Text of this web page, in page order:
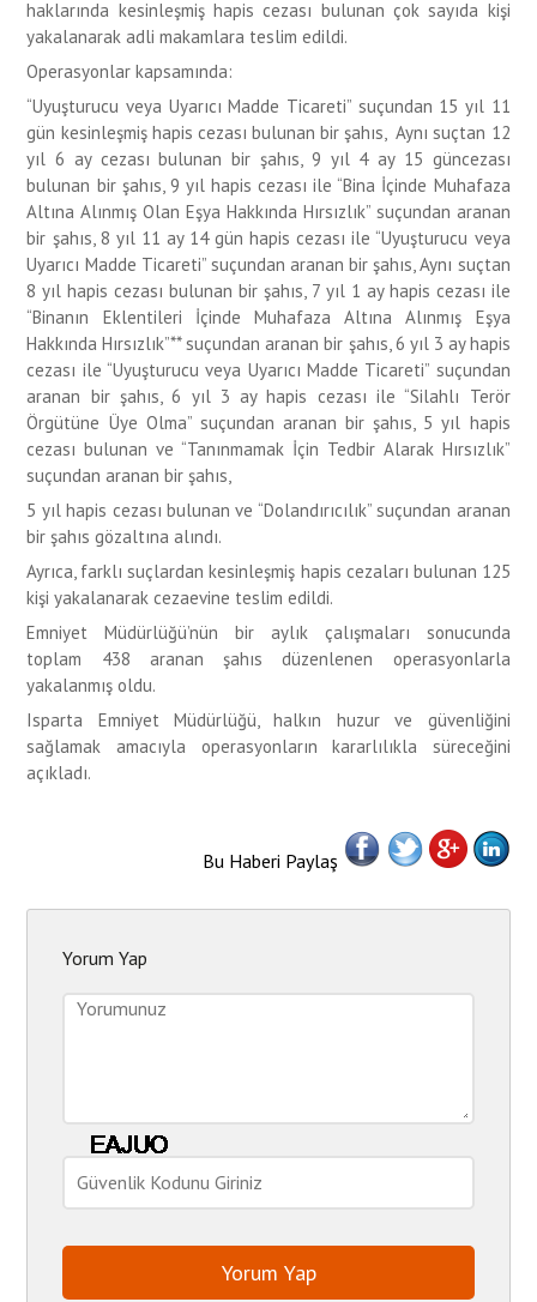
haklarında kesinleşmiş hapis cezası bulunan çok sayıda kişi
yakalanarak adli makamlara teslim edildi.
Operasyonlar kapsamında:
“Uyuşturucu veya Uyarıcı Madde Ticareti” suçundan 15 yıl 11
gün kesinleşmiş hapis cezası bulunan bir şahıs, Aynı suçtan 12
yıl 6 ay cezası bulunan bir şahıs, 9 yıl 4 ay 15 güncezası
bulunan bir şahıs, 9 yıl hapis cezası ile “Bina İçinde Muhafaza
Altına Alınmış Olan Eşya Hakkında Hırsızlık” suçundan aranan
bir şahıs, 8 yıl 11 ay 14 gün hapis cezası ile “Uyuşturucu veya
Uyarıcı Madde Ticareti” suçundan aranan bir şahıs, Aynı suçtan
8 yıl hapis cezası bulunan bir şahıs, 7 yıl 1 ay hapis cezası ile
“Binanın Eklentileri İçinde Muhafaza Altına Alınmış Eşya
Hakkında Hırsızlık”** suçundan aranan bir şahıs, 6 yıl 3 ay hapis
cezası ile “Uyuşturucu veya Uyarıcı Madde Ticareti” suçundan
aranan bir şahıs, 6 yıl 3 ay hapis cezası ile “Silahlı Terör
Örgütüne Üye Olma” suçundan aranan bir şahıs, 5 yıl hapis
cezası bulunan ve “Tanınmamak İçin Tedbir Alarak Hırsızlık”
suçundan aranan bir şahıs,
5 yıl hapis cezası bulunan ve “Dolandırıcılık” suçundan aranan
bir şahıs gözaltına alındı.
Ayrıca, farklı suçlardan kesinleşmiş hapis cezaları bulunan 125
kişi yakalanarak cezaevine teslim edildi.
Emniyet Müdürlüğü’nün bir aylık çalışmaları sonucunda
toplam 438 aranan şahıs düzenlenen operasyonlarla
yakalanmış oldu.
Isparta Emniyet Müdürlüğü, halkın huzur ve güvenliğini
sağlamak amacıyla operasyonların kararlılıkla süreceğini
açıkladı.
Bu Haberi Paylaş
Yorum Yap